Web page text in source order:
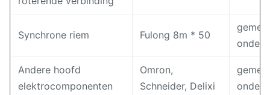
Synchrone riem Fulong 8m * 50
Andere hoofd
elektrocomponenten
Omron,
Schneider, Delixi